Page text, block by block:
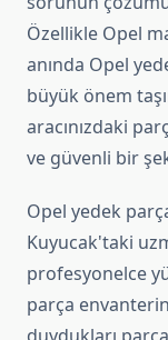
Özellikle Opel
anında Opel
büyük önem
aracınızdaki
ve güvenli bir
Opel yedek
Kuyucak'taki
profesyonelce
parça